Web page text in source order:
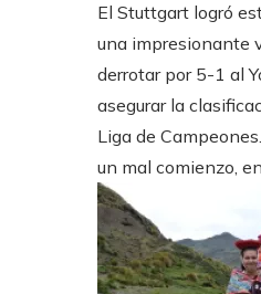
El Stuttgart logró
una impresionante
derrotar por 5-1 al
asegurar la
Liga de
un mal comienzo,